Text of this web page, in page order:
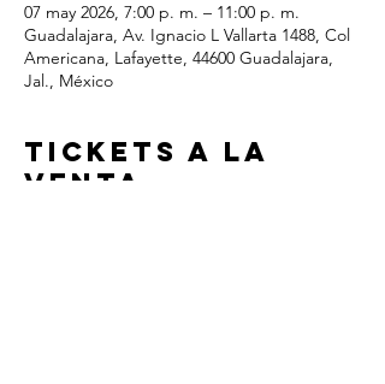
07 may 2026, 7:00 p. m. – 11:00 p. m.
Guadalajara, Av. Ignacio L Vallarta 1488, Col
Americana, Lafayette, 44600 Guadalajara,
Jal., México
TICKETS A LA
VENTA